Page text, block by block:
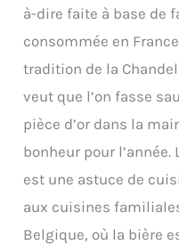
à-dire faite à base de
consommée en
tradition de la
veut que l’on fasse
pièce d’or dans la
bonheur pour l’année.
est une astuce de
aux cuisines
Belgique, où la bière